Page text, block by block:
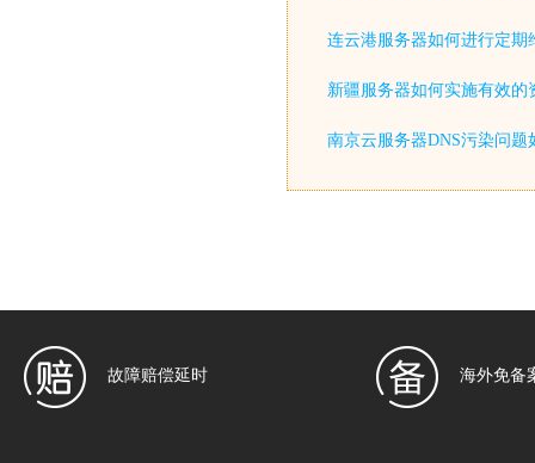
连云港服务器如何进行定期
新疆服务器如何实施有效的
南京云服务器DNS污染问题
故障赔偿延时 海外免备